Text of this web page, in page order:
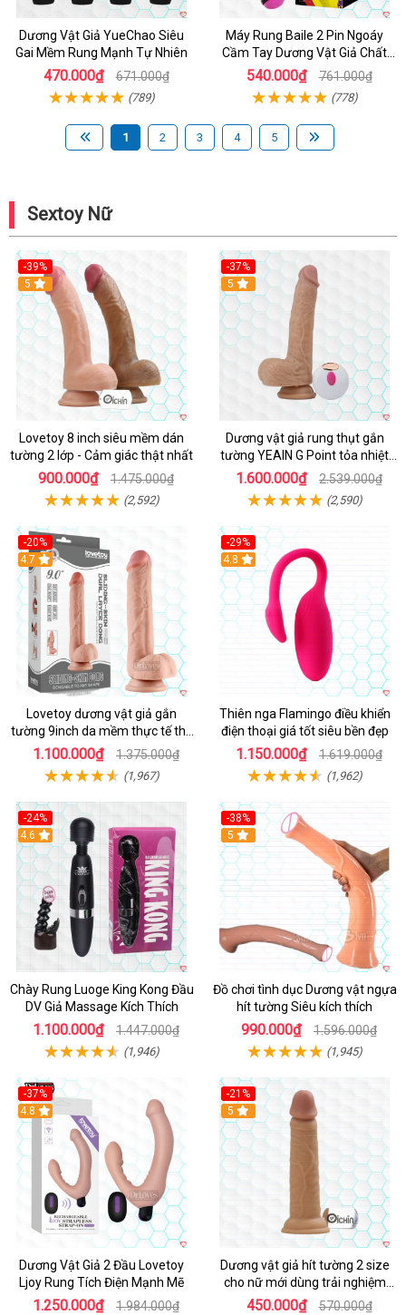
Dương Vật Giả YueChao Siêu
Gai Mềm Rung Mạnh Tự Nhiên
470.000₫ 671.000₫
(789)
Máy Rung Baile 2 Pin Ngoáy
Cầm Tay Dương Vật Giả Chất
Lượng
540.000₫ 761.000₫
(778)
1 2 3 4 5
Sextoy Nữ
-39%
Hot
5
Lovetoy 8 inch siêu mềm dán
tường 2 lớp - Cảm giác thật nhất
900.000₫ 1.475.000₫
(2,592)
-37%
5
Dương vật giả rung thụt gắn
tường YEAIN G Point tỏa nhiệt
điều khiển từ xa
1.600.000₫ 2.539.000₫
(2,590)
-20%
Hot
4.7
Lovetoy dương vật giả gắn
tường 9inch da mềm thực tế thú
vị
1.100.000₫ 1.375.000₫
(1,967)
-29%
Hot
4.8
Thiên nga Flamingo điều khiển
điện thoại giá tốt siêu bền đẹp
1.150.000₫ 1.619.000₫
(1,962)
-24%
4.6
Chày Rung Luoge King Kong Đầu
DV Giả Massage Kích Thích
1.100.000₫ 1.447.000₫
(1,946)
-38%
Hot
5
Đồ chơi tình dục Dương vật ngựa
hít tường Siêu kích thích
990.000₫ 1.596.000₫
(1,945)
-37%
Hot
4.8
Dương Vật Giả 2 Đầu Lovetoy
Ljoy Rung Tích Điện Mạnh Mẽ
1.250.000₫ 1.984.000₫
-21%
Hot
5
Dương vật giả hít tường 2 size
cho nữ mới dùng trải nghiệm
thật
450.000₫ 570.000₫